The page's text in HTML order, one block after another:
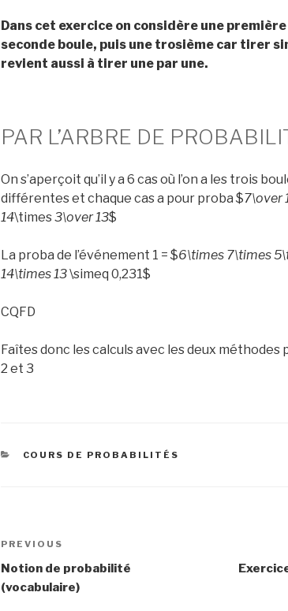
Dans cet exercice on considère une
seconde boule, puis une trosième car tirer
revient aussi à tirer une par une.
PAR L’ARBRE DE
On s’aperçoit qu’il y a 6 cas où l’on a les trois
différentes et chaque cas a pour proba $7\over
14\times3\over 13$
La proba de l’événement 1 = $6\times 7\times
14\times 13\simeq 0,231$
CQFD
Faîtes donc les calculs avec les deux
2 et 3
CATEGORIES
COURS DE PROBABILITÉS
Post
navigation
Previous
Post
PREVIOUS
Notion de probabilité
(vocabulaire)